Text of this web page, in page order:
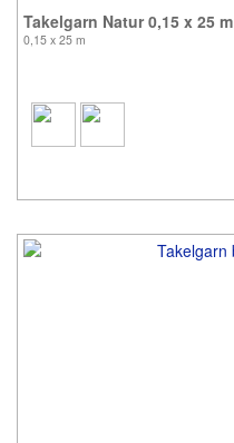
Takelgarn Natur 0,15 x 25 m
0,15 x 25 m